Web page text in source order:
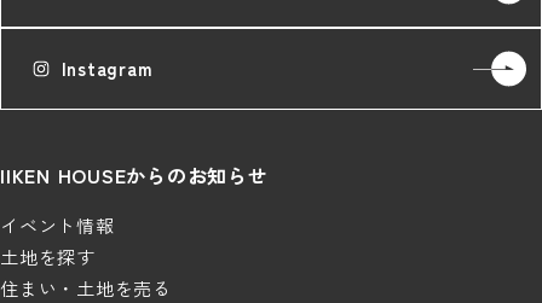
Instagram
IIKEN HOUSEからのお知らせ
イベント情報
土地を探す
住まい・土地を売る